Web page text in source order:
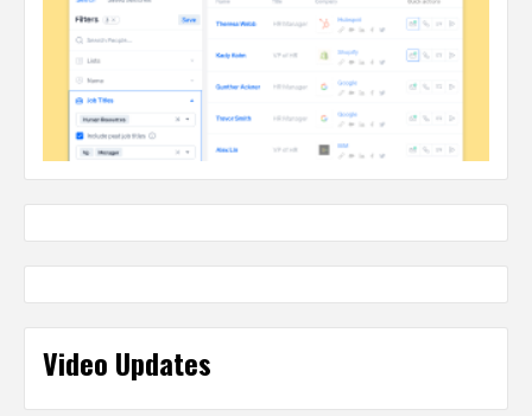
Video Updates